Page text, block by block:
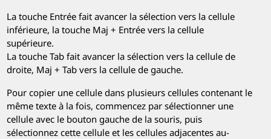
La touche Entrée fait avancer la sélection vers la cellule
inférieure, la touche Maj + Entrée vers la cellule
supérieure.
La touche Tab fait avancer la sélection vers la cellule de
droite, Maj + Tab vers la cellule de gauche.
Pour copier une cellule dans plusieurs cellules contenant le
même texte à la fois, commencez par sélectionner une
cellule avec le bouton gauche de la souris, puis
sélectionnez cette cellule et les cellules adjacentes au-